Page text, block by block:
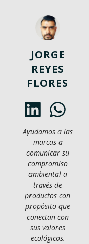
JORGE
REYES
FLORES
Ayudamos a las
marcas a
comunicar su
compromiso
ambiental a
través de
productos con
propósito que
conectan con
sus valores
ecológicos.